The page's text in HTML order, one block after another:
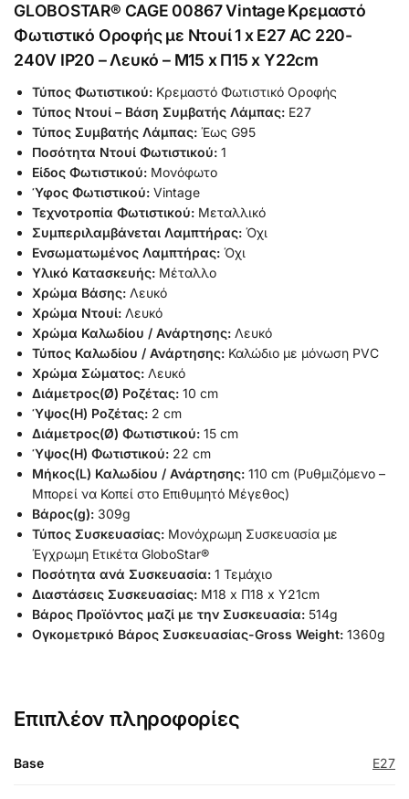
GLOBOSTAR® CAGE 00867 Vintage Κρεμαστό
Φωτιστικό Οροφής με Ντουί 1 x E27 AC 220-
240V IP20 – Λευκό – Μ15 x Π15 x Υ22cm
Τύπος Φωτιστικού: Κρεμαστό Φωτιστικό Οροφής
Τύπος Ντουί – Βάση Συμβατής Λάμπας: Ε27
Τύπος Συμβατής Λάμπας: Έως G95
Ποσότητα Ντουί Φωτιστικού: 1
Είδος Φωτιστικού: Μονόφωτο
Ύφος Φωτιστικού: Vintage
Τεχνοτροπία Φωτιστικού: Μεταλλικό
Συμπεριλαμβάνεται Λαμπτήρας: Όχι
Ενσωματωμένος Λαμπτήρας: Όχι
Υλικό Κατασκευής: Μέταλλο
Χρώμα Βάσης: Λευκό
Χρώμα Ντουί: Λευκό
Χρώμα Καλωδίου / Ανάρτησης: Λευκό
Τύπος Καλωδίου / Ανάρτησης: Καλώδιο με μόνωση PVC
Χρώμα Σώματος: Λευκό
Διάμετρος(Ø) Ροζέτας: 10 cm
Ύψος(H) Ροζέτας: 2 cm
Διάμετρος(Ø) Φωτιστικού: 15 cm
Ύψος(H) Φωτιστικού: 22 cm
Μήκος(L) Καλωδίου / Ανάρτησης: 110 cm (Ρυθμιζόμενο –
Μπορεί να Κοπεί στο Επιθυμητό Μέγεθος)
Βάρος(g): 309g
Τύπος Συσκευασίας: Μονόχρωμη Συσκευασία με
Έγχρωμη Ετικέτα GloboStar®
Ποσότητα ανά Συσκευασία: 1 Τεμάχιο
Διαστάσεις Συσκευασίας: Μ18 x Π18 x Υ21cm
Βάρος Προϊόντος μαζί με την Συσκευασία: 514g
Ογκομετρικό Βάρος Συσκευασίας-Gross Weight: 1360g
Επιπλέον πληροφορίες
Base E27